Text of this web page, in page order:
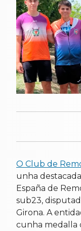
O Club de
unha
España de
sub23,
Girona. A
cunha medalla